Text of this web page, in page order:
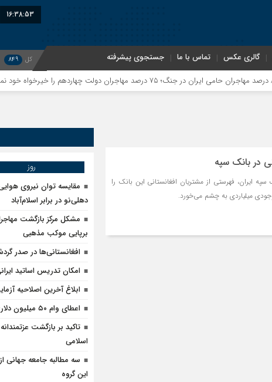
16:38:54
گالری عکس تماس با ما جستجوی پیشرفته کل 849
در بانک سپه
ایران، فهرستی از مشتریان افغانستانی این بانک را
میلیاردی به چشم می‌خورد.
روز
مقایسه توان نیروی
دهلی‌نو در برابر اسلام‌آباد
مشکل مرکز بازگشت
برپایی موکب مذهبی
افغانستانی‌ها در صدر
امکان تدریس اساتید
ابلاغ آخرین اصلاحیه
اعطای وام ۵۰ میلیون دلاری بانک جهانی به شرکت‌های افغان
تاکید بر بازگشت
اسلامی
سه مطالبه جامعه جهانی
این گروه